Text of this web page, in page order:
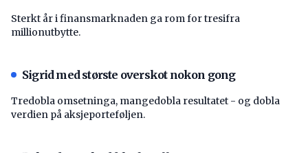
Sterkt år i finansmarknaden ga rom for tresifra
millionutbytte.
Sigrid med største overskot nokon gong
Tredobla omsetninga, mangedobla resultatet - og dobla
verdien på aksjeporteføljen.